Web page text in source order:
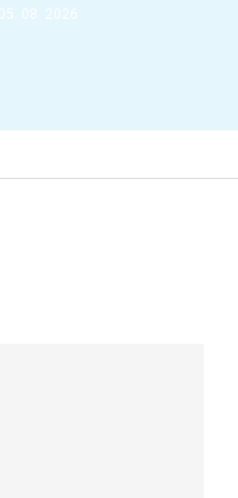
05. 08. 2026